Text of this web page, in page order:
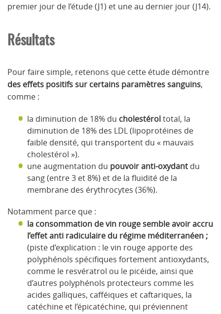
premier jour de l’étude (J1) et une au dernier jour (J14).
Résultats
Pour faire simple, retenons que cette étude démontre
des effets positifs sur certains paramètres sanguins,
comme :
la diminution de 18% du cholestéroltotal, la
diminution de 18% des LDL (lipoprotéines de
faible densité, qui transportent du « mauvais
cholestérol »).
une augmentation du pouvoir anti-oxydant du
sang (entre 3 et 8%) et de la fluidité de la
membrane des érythrocytes (36%).
Notamment parce que :
la consommation de vin rouge semble avoir accru
l’effet anti radiculaire du régime méditerranéen ;
(piste d’explication : le vin rouge apporte des
polyphénols spécifiques fortement antioxydants,
comme le resvératrol ou le picéide, ainsi que
d’autres polyphénols protecteurs comme les
acides galliques, cafféiques et caftariques, la
catéchine et l’épicatéchine, qui préviennent